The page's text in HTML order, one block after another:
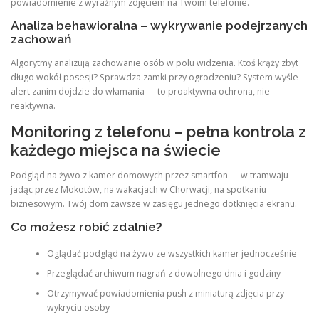
powiadomienie z wyraźnym zdjęciem na Twoim telefonie.
Analiza behawioralna – wykrywanie podejrzanych
zachowań
Algorytmy analizują zachowanie osób w polu widzenia. Ktoś krąży zbyt
długo wokół posesji? Sprawdza zamki przy ogrodzeniu? System wyśle
alert zanim dojdzie do włamania — to proaktywna ochrona, nie
reaktywna.
Monitoring z telefonu – pełna kontrola z
każdego miejsca na świecie
Podgląd na żywo z kamer domowych przez smartfon — w tramwaju
jadąc przez Mokotów, na wakacjach w Chorwacji, na spotkaniu
biznesowym. Twój dom zawsze w zasięgu jednego dotknięcia ekranu.
Co możesz robić zdalnie?
Oglądać podgląd na żywo ze wszystkich kamer jednocześnie
Przeglądać archiwum nagrań z dowolnego dnia i godziny
Otrzymywać powiadomienia push z miniaturą zdjęcia przy
wykryciu osoby